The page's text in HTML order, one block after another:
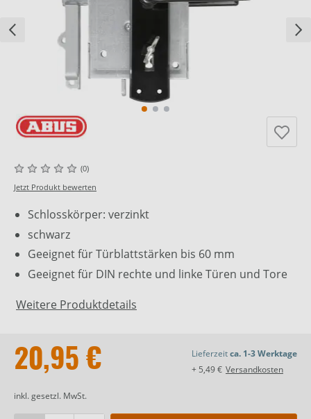
(0)
Jetzt Produkt bewerten
Schlosskörper: verzinkt
schwarz
Geeignet für Türblattstärken bis 60 mm
Geeignet für DIN rechte und linke Türen und Tore
Weitere Produktdetails
20,95 €
inkl. gesetzl. MwSt.
Lieferzeitca. 1-3 Werktage
+ 5,49 € Versandkosten